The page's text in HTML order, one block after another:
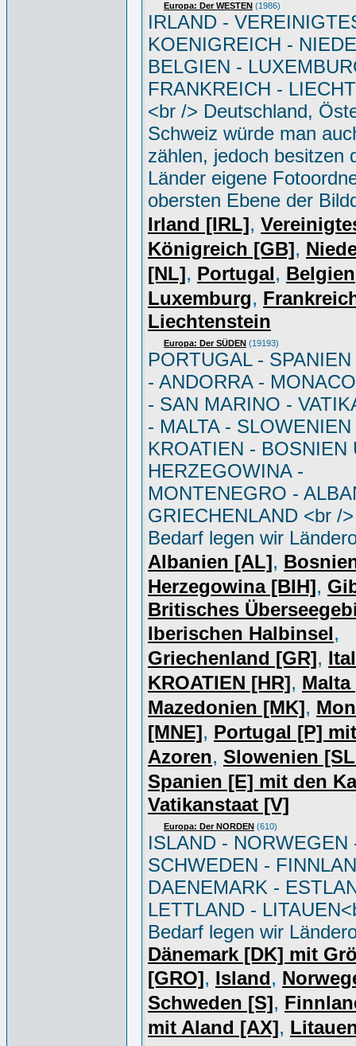
Europa: Der WESTEN (1986)
IRLAND -
KOENIGREICH -
BELGIEN -
FRANKREICH -
<br /> Deutschland,
Schweiz würde man
zählen, jedoch besitzen
Länder eigene
obersten Ebene der
Irland [IRL],
Königreich [GB],
[NL], Portugal, Belgien
Luxemburg,
Liechtenstein
Europa: Der SÜDEN (19193)
PORTUGAL -
- ANDORRA -
- SAN MARINO -
- MALTA - SLOWENIEN
KROATIEN - BOSNIEN
HERZEGOWINA -
MONTENEGRO -
GRIECHENLAND <br /
Bedarf legen wir
Albanien [AL],
Herzegowina [BIH],
Britisches
Iberischen Halbinsel,
Griechenland [GR],
KROATIEN [HR], Malta
Mazedonien [MK],
[MNE], Portugal [P]
Azoren, Slowenien
Spanien [E] mit den
Vatikanstaat [V]
Europa: Der NORDEN (610)
ISLAND - NORWEGEN
SCHWEDEN -
DAENEMARK -
LETTLAND -
Bedarf legen wir
Dänemark [DK] mit
[GRO], Island,
Schweden [S],
mit Aland [AX],